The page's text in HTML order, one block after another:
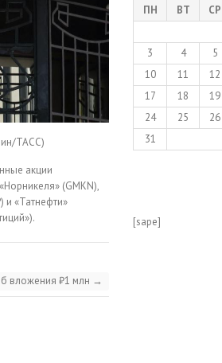
ТАСС)
акции
(GMKN),
и «Татнефти»
вложения ₽1 млн →
ПН ВТ СР
3
4 5
10
11 12
17
18 19
24
25 26
31
[sape]